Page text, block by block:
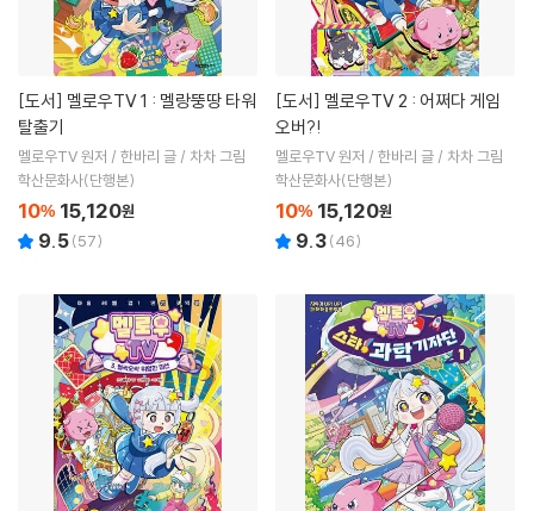
[도서]
탈출기
멜로우TV 원저 / 한바리 글 / 차차 그림
학산문화사(단행본)
10% 15,120원
9.5(57)
[도서]
오버?!
멜로우TV 원저 / 한바리 글 / 차차 그림
학산문화사(단행본)
10% 15,120원
9.3(46)